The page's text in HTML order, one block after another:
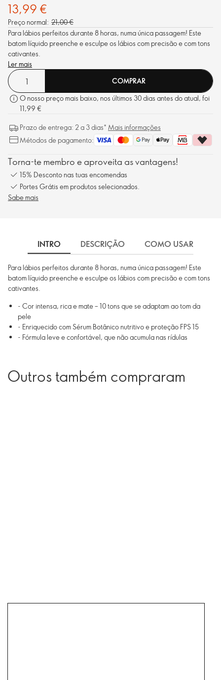
13,99 €
Preço normal: 21,00 €
Para lábios perfeitos durante 8 horas, numa única passagem! Este
batom líquido preenche e esculpe os lábios com precisão e com tons
cativantes.
Ler mais
COMPRAR
O nosso preço mais baixo, nos últimos 30 dias antes do atual, foi
11,99 €
Prazo de entrega: 2 a 3 dias* Mais informações
Métodos de pagamento:
Torna-te membro e aproveita as vantagens!
15% Desconto nas tuas encomendas
Portes Grátis em produtos selecionados.
Sabe mais
INTRO DESCRIÇÃO COMO USAR
Para lábios perfeitos durante 8 horas, numa única passagem! Este
batom líquido preenche e esculpe os lábios com precisão e com tons
cativantes.
- Cor intensa, rica e mate – 10 tons que se adaptam ao tom da
pele
- Enriquecido com Sérum Botânico nutritivo e proteção FPS 15
- Fórmula leve e confortável, que não acumula nas rídulas
Outros também compraram